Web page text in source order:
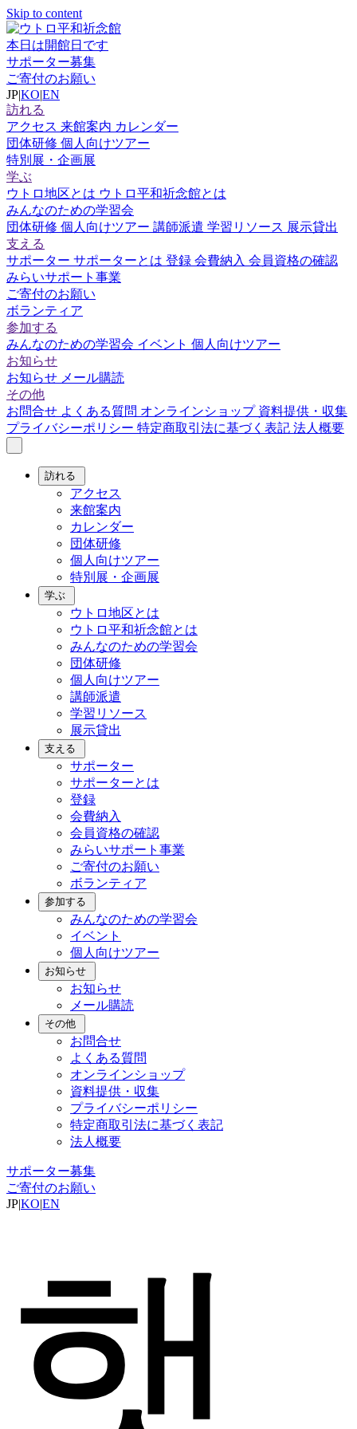
Skip to content
本日は開館日です
サポーター募集
ご寄付のお願い
JP|KO|EN
訪れる
アクセス 来館案内 カレンダー
団体研修 個人向けツアー
特別展・企画展
学ぶ
ウトロ地区とは ウトロ平和祈念館とは
みんなのための学習会
団体研修 個人向けツアー 講師派遣 学習リソース 展示貸出
支える
サポーター サポーターとは 登録 会費納入 会員資格の確認
みらいサポート事業
ご寄付のお願い
ボランティア
参加する
みんなのための学習会 イベント 個人向けツアー
お知らせ
お知らせ メール購読
その他
お問合せ よくある質問 オンラインショップ 資料提供・収集
プライバシーポリシー 特定商取引法に基づく表記 法人概要
訪れる
アクセス
来館案内
カレンダー
団体研修
個人向けツアー
特別展・企画展
学ぶ
ウトロ地区とは
ウトロ平和祈念館とは
みんなのための学習会
団体研修
個人向けツアー
講師派遣
学習リソース
展示貸出
支える
サポーター
サポーターとは
登録
会費納入
会員資格の確認
みらいサポート事業
ご寄付のお願い
ボランティア
参加する
みんなのための学習会
イベント
個人向けツアー
お知らせ
お知らせ
メール購読
その他
お問合せ
よくある質問
オンラインショップ
資料提供・収集
プライバシーポリシー
特定商取引法に基づく表記
法人概要
サポーター募集
ご寄付のお願い
JP|KO|EN
햇